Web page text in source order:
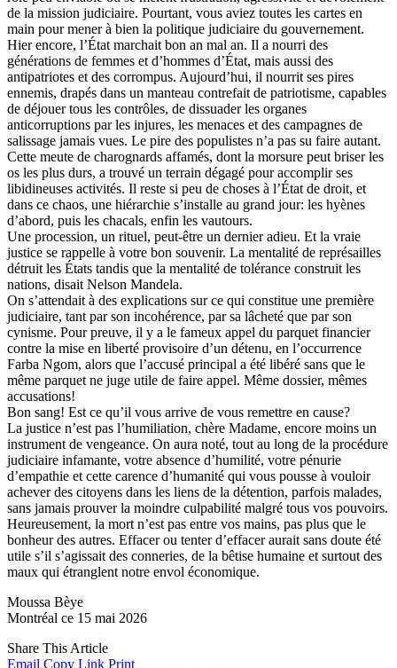
de la mission judiciaire. Pourtant, vous aviez toutes les cartes en
main pour mener à bien la politique judiciaire du gouvernement.
Hier encore, l’État marchait bon an mal an. Il a nourri des
générations de femmes et d’hommes d’État, mais aussi des
antipatriotes et des corrompus. Aujourd’hui, il nourrit ses pires
ennemis, drapés dans un manteau contrefait de patriotisme, capables
de déjouer tous les contrôles, de dissuader les organes
anticorruptions par les injures, les menaces et des campagnes de
salissage jamais vues. Le pire des populistes n’a pas su faire autant.
Cette meute de charognards affamés, dont la morsure peut briser les
os les plus durs, a trouvé un terrain dégagé pour accomplir ses
libidineuses activités. Il reste si peu de choses à l’État de droit, et
dans ce chaos, une hiérarchie s’installe au grand jour: les hyènes
d’abord, puis les chacals, enfin les vautours.
Une procession, un rituel, peut-être un dernier adieu. Et la vraie
justice se rappelle à votre bon souvenir. La mentalité de représailles
détruit les États tandis que la mentalité de tolérance construit les
nations, disait Nelson Mandela.
On s’attendait à des explications sur ce qui constitue une première
judiciaire, tant par son incohérence, par sa lâcheté que par son
cynisme. Pour preuve, il y a le fameux appel du parquet financier
contre la mise en liberté provisoire d’un détenu, en l’occurrence
Farba Ngom, alors que l’accusé principal a été libéré sans que le
même parquet ne juge utile de faire appel. Même dossier, mêmes
accusations!
Bon sang! Est ce qu’il vous arrive de vous remettre en cause?
La justice n’est pas l’humiliation, chère Madame, encore moins un
instrument de vengeance. On aura noté, tout au long de la procédure
judiciaire infamante, votre absence d’humilité, votre pénurie
d’empathie et cette carence d’humanité qui vous pousse à vouloir
achever des citoyens dans les liens de la détention, parfois malades,
sans jamais prouver la moindre culpabilité malgré tous vos pouvoirs.
Heureusement, la mort n’est pas entre vos mains, pas plus que le
bonheur des autres. Effacer ou tenter d’effacer aurait sans doute été
utile s’il s’agissait des conneries, de la bêtise humaine et surtout des
maux qui étranglent notre envol économique.
Moussa Bèye
Montréal ce 15 mai 2026
Share This Article
Email Copy Link Print